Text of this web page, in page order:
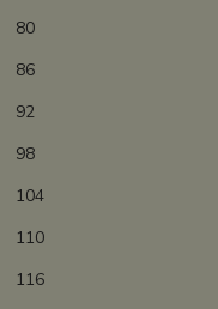
80
86
92
98
104
110
116